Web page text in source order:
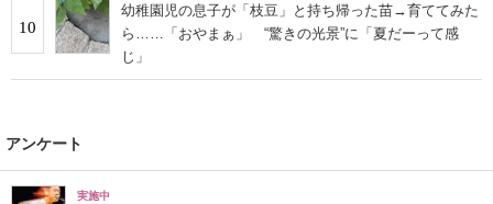
10
幼稚園児の息子が「枝豆」と持ち帰った苗→育ててみた
ら……「おやまぁ」 “驚きの光景”に「夏だーって感
じ」
アンケート
実施中